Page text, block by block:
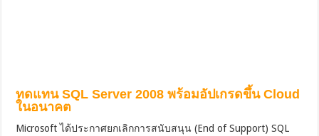
ทดแทน SQL Server 2008 พร้อมอัปเกรดขึ้น Cloud
ในอนาคต
Microsoft ได้ประกาศยกเลิกการสนับสนุน (End of Support) SQL